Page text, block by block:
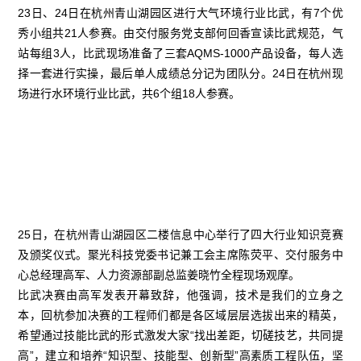
23日、24日在杭州青山湖园区进行大气环境行业比武，有7个优
秀小组共21人参赛。由交付服务党支部何回香宣读比武规范，气
站每组3人，比武现场准备了三套AQMS-1000产品设备，每人选
择一套进行实操，最后单人成绩总分记为团队分。24日在杭州现
场进行水环境行业比武，共6个组18人参赛。
25日，在杭州青山湖园区二楼信息中心举行了四大行业知识竞赛
及颁奖仪式。聚光科技党委书记兼工会主席陈荧平、交付服务中
心总经理高军、人力资源部副总监姜晓竹全程现场观摩。
比武决赛由高军发表开幕致辞，他强调，技术是我们的立身之
本，回杭参加决赛的工程师们都是各区域层层选拔出来的精英，
希望通过技能比武的形式激发大家“找出差距，切磋技艺，共同提
高”，建立和培养“知识型、技能型、创新型”高素质工程队伍，坚